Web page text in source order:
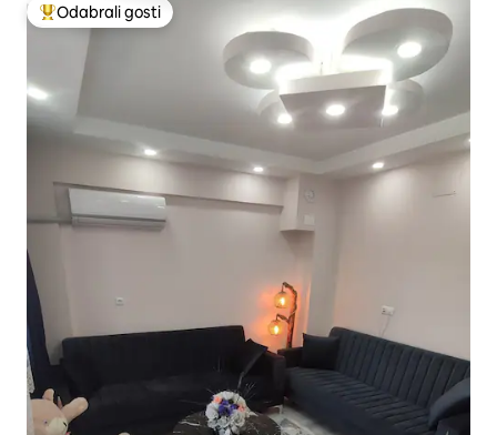
Među najviše rangiranima s oznakom „Odabrali gosti”
Odabrali gosti